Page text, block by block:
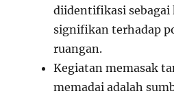
diidentifikasi
signifikan terhadap
ruangan.
Kegiatan memasak
memadai adalah